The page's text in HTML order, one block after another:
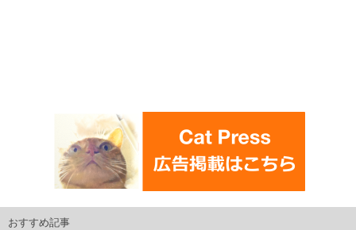
おすすめ記事